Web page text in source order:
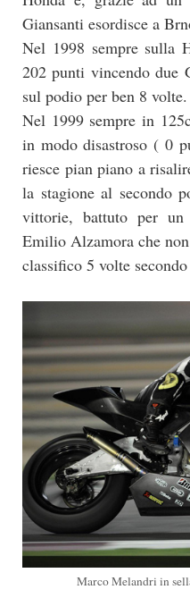
Giansanti esordisce a
Nel 1998 sempre sulla
202 punti vincendo due
sul podio per ben 8 volte.
Nel 1999 sempre in
in modo disastroso ( 0
riesce pian piano a
la stagione al secondo
vittorie, battuto per
Emilio Alzamora che
classifico 5 volte
Marco Melandri in